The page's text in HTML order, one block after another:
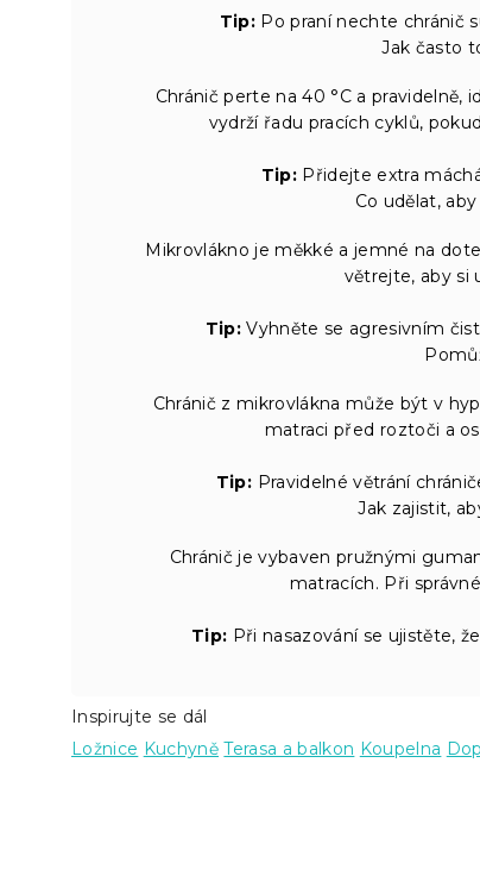
Tip: Po praní nechte chránič
Jak často
Chránič perte na 40 °C a pravidelně,
vydrží řadu pracích cyklů,
Tip:Přidejte extra
Co udělat,
Mikrovlákno je měkké a jemné na
větrejte, aby si
Tip: Vyhněte se agresivním
Chránič z mikrovlákna může být v
matraci před roztoči a
Tip: Pravidelné větrání
Jak zajistit,
Chránič je vybaven pružnými
matracích. Při
Tip: Při nasazování se ujistěte,
Inspirujte se dál
Ložnice Kuchyně Terasa a balkon Koupelna